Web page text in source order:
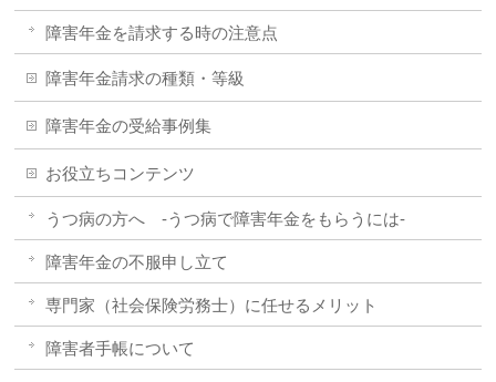
障害年金を請求する時の注意点
障害年金請求の種類・等級
障害年金の受給事例集
お役立ちコンテンツ
うつ病の方へ -うつ病で障害年金をもらうには-
障害年金の不服申し立て
専門家（社会保険労務士）に任せるメリット
障害者手帳について